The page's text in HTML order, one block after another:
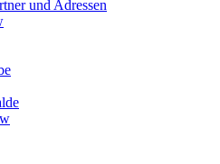
und Adressen